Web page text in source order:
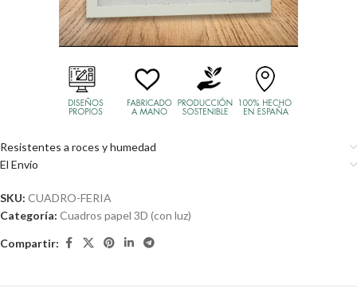
Resistentes a roces y humedad
El Envío
SKU: CUADRO-FERIA
Categoría: Cuadros papel 3D (con luz)
Compartir: